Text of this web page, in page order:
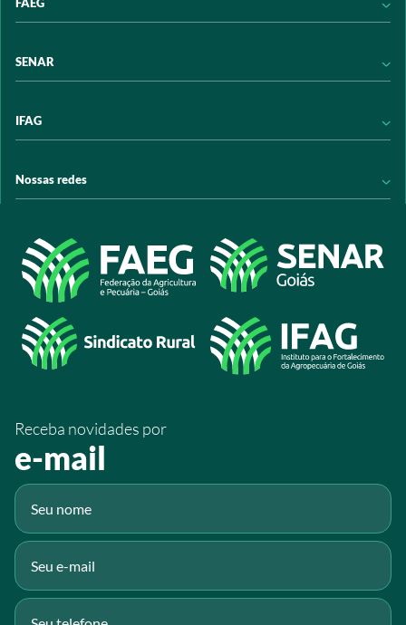
Acervo digital
Programas e Serviços
Trabalhe conosco
FAEG
Transparência
SENAR
Transparência
Arrecadação
IFAG
Programas e Serviços
Acesso à Informação
Nossas redes
@sistemafaeg
/SistemaFaeg
/sistemafaeg
/SistemaFaeg
Fluig
Receba novidades por
e-mail